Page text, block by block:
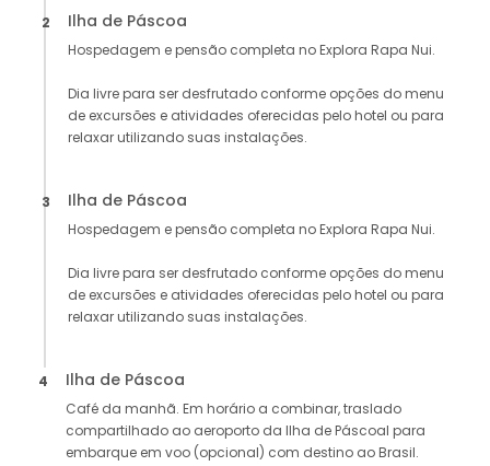
2 Ilha de Páscoa
Hospedagem e pensão completa no Explora Rapa Nui.
Dia livre para ser desfrutado conforme opções do menu
de excursões e atividades oferecidas pelo hotel ou para
relaxar utilizando suas instalações.
3 Ilha de Páscoa
Hospedagem e pensão completa no Explora Rapa Nui.
Dia livre para ser desfrutado conforme opções do menu
de excursões e atividades oferecidas pelo hotel ou para
relaxar utilizando suas instalações.
4 Ilha de Páscoa
Café da manhã. Em horário a combinar, traslado
compartilhado ao aeroporto da Ilha de Páscoal para
embarque em voo (opcional) com destino ao Brasil.